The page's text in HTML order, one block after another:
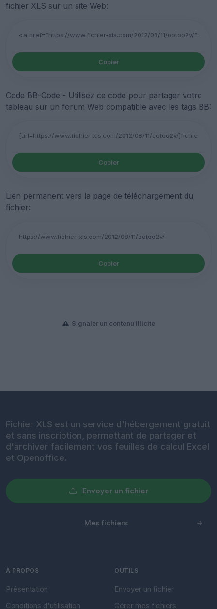
fichier XLS sur un site Web:
Copier
Code BB-Code - Utilisez ce code pour partager votre
tableau sur un forum Web compatible avec les tags BB:
Copier
Lien permanent vers la page de téléchargement du
fichier:
Copier
Signaler un contenu illicite
Fichier XLS est un service d'hébergement gratuit
et sans inscription, permettant de partager et
d'archiver facilement vos feuilles de calcul Excel
et Openoffice.
Envoyer un fichier
Mes fichiers
À PROPOS
Présentation
Conditions d'utilisation
OUTILS
Envoyer un fichier
Gérer mes fichiers